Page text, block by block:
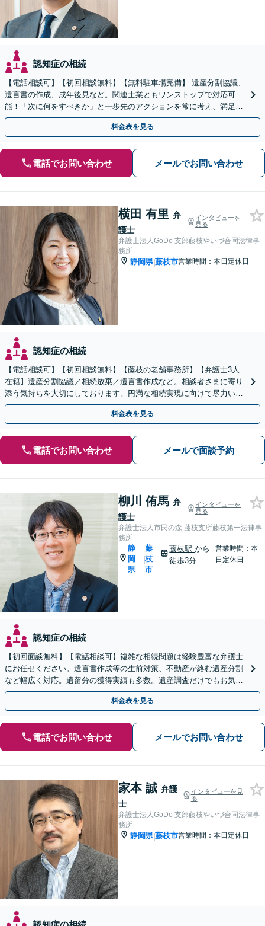
認知症の相続
【電話相談可】【初回相談無料】【無料駐車場完備】 遺産分割協議、
遺言書の作成、成年後見など。関連士業ともワンストップで対応可
能！「次に何をすべきか」と一歩先のアクションを常に考え、満足度
の高い解決を目指します
料金表を見る
電話でお問い合わせ メールでお問い合わせ
横田 有里 弁
護士
インタビューを
見る
弁護士法人GoDo 支部藤枝やいづ合同法律事
務所
静岡県|藤枝市営業時間：本日定休日
認知症の相続
【電話相談可】【初回相談無料】【藤枝の老舗事務所】【弁護士3人
在籍】遺産分割協議／相続放棄／遺言書作成など。相談者さまに寄り
添う気持ちを大切にしております。円満な相続実現に向けて尽力いた
します【藤枝市】【夜間・休日応相談】
料金表を見る
電話でお問い合わせ メールで面談予約
柳川 侑馬 弁
護士
インタビューを
見る
弁護士法人市民の森 藤枝支所藤枝第一法律事
務所
静
岡
県
|
藤
枝
市
藤枝駅から
徒歩3分
営業時間：本
日定休日
認知症の相続
【初回面談無料】【電話相談可】複雑な相続問題は経験豊富な弁護士
にお任せください。遺言書作成等の生前対策、不動産が絡む遺産分割
など幅広く対応。遺留分の獲得実績も多数。遺産調査だけでもお気軽
に【夜間・休日相談可】【藤枝駅1分】
料金表を見る
電話でお問い合わせ メールでお問い合わせ
家本 誠 弁護
士
インタビューを見
る
弁護士法人GoDo 支部藤枝やいづ合同法律事
務所
静岡県|藤枝市営業時間：本日定休日